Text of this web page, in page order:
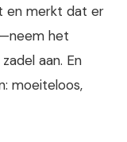
en merkt dat er
het
aan. En
moeiteloos,